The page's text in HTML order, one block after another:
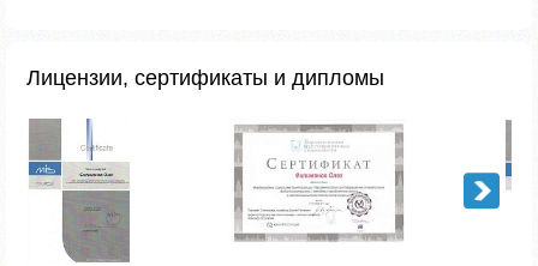
Лицензии, сертификаты и дипломы